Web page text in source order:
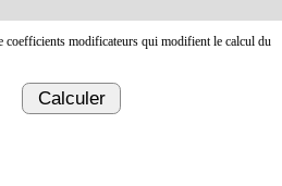
coefficients modificateurs qui modifient le calcul du
Calculer